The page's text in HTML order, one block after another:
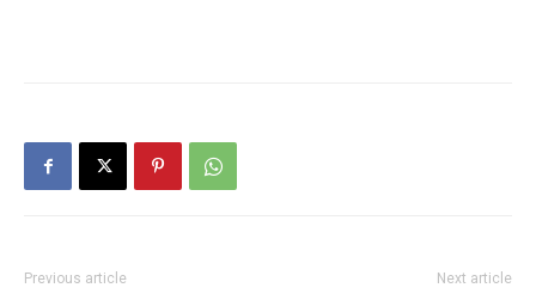
Previous article Next article